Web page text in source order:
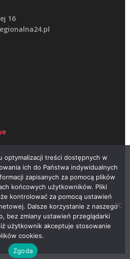
16
Żarach
optymalizacji treści dostępnych w
ich do Państwa indywidualnych
zapisanych za pomocą plików
końcowych użytkowników. Pliki
kontrolować za pomocą ustawień
Dalsze korzystanie z naszego
bez zmiany ustawień przeglądarki
użytkownik akceptuje stosowanie
cookies.
Zgoda